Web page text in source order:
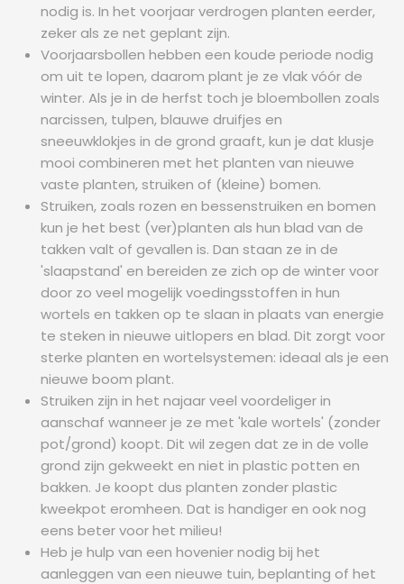
nodig is. In het voorjaar verdrogen planten eerder,
zeker als ze net geplant zijn.
Voorjaarsbollen hebben een koude periode nodig
om uit te lopen, daarom plant je ze vlak vóór de
winter. Als je in de herfst toch je bloembollen zoals
narcissen, tulpen, blauwe druifjes en
sneeuwklokjes in de grond graaft, kun je dat klusje
mooi combineren met het planten van nieuwe
vaste planten, struiken of (kleine) bomen.
Struiken, zoals rozen en bessenstruiken en bomen
kun je het best (ver)planten als hun blad van de
takken valt of gevallen is. Dan staan ze in de
'slaapstand' en bereiden ze zich op de winter voor
door zo veel mogelijk voedingsstoffen in hun
wortels en takken op te slaan in plaats van energie
te steken in nieuwe uitlopers en blad. Dit zorgt voor
sterke planten en wortelsystemen: ideaal als je een
nieuwe boom plant.
Struiken zijn in het najaar veel voordeliger in
aanschaf wanneer je ze met 'kale wortels' (zonder
pot/grond) koopt. Dit wil zegen dat ze in de volle
grond zijn gekweekt en niet in plastic potten en
bakken. Je koopt dus planten zonder plastic
kweekpot eromheen. Dat is handiger en ook nog
eens beter voor het milieu!
Heb je hulp van een hovenier nodig bij het
aanleggen van een nieuwe tuin, beplanting of het